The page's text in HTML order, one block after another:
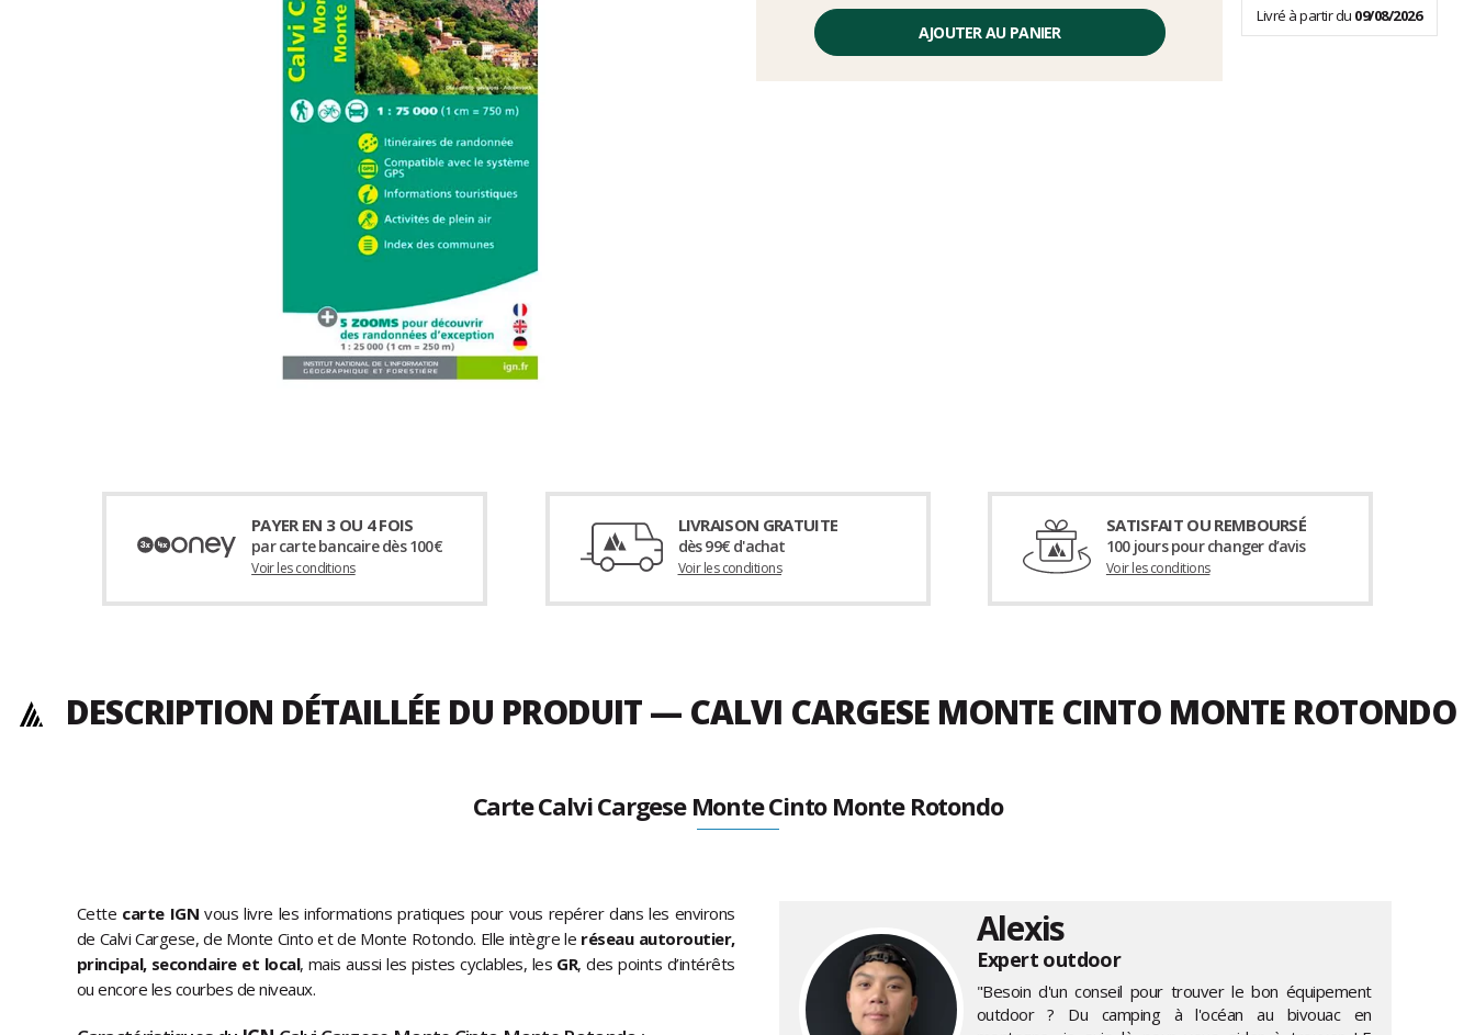
AJOUTER AU PANIER
Livré à partir du 09/08/2026
PAYER EN 3 OU 4 FOIS
par carte bancaire dès 100€
Voir les conditions
LIVRAISON GRATUITE
dès 99€ d'achat
Voir les conditions
SATISFAIT OU REMBOURSÉ
100 jours pour changer d’avis
Voir les conditions
DESCRIPTION DÉTAILLÉE DU PRODUIT — CALVI CARGESE MONTE CINTO MONTE ROTONDO
Carte Calvi Cargese Monte Cinto Monte Rotondo
Cette carte IGN vous livre les informations pratiques pour vous repérer dans les environs
de Calvi Cargese, de Monte Cinto et de Monte Rotondo. Elle intègre le réseau autoroutier,
principal, secondaire et local, mais aussi les pistes cyclables, les GR, des points d’intérêts
ou encore les courbes de niveaux.
Alexis
Expert outdoor
"Besoin d'un conseil pour trouver le bon équipement
outdoor ? Du camping à l'océan au bivouac en